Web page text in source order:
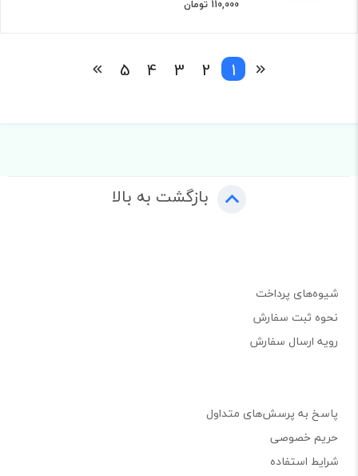
110,000 تومان
1
2
3
4
5
بازگشت به بالا
شیوه‌های پرداخت
نحوه ثبت سفارش
رویه ارسال سفارش
پاسخ به پرسش‌های متداول
حریم خصوصی
شرایط استفاده